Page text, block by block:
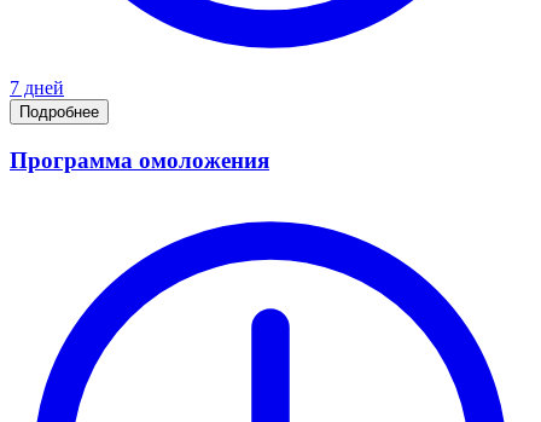
7 дней
Подробнее
Программа омоложения